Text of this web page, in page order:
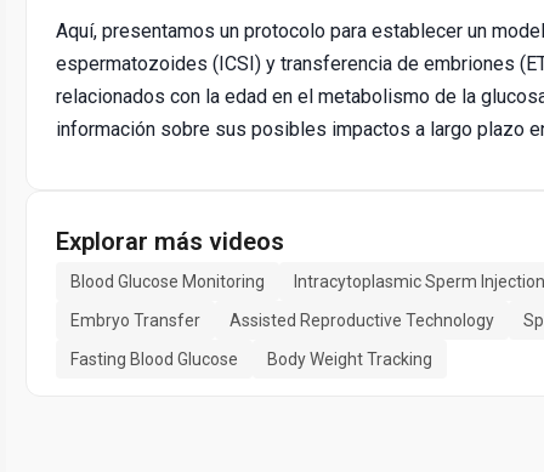
Aquí, presentamos un protocolo para establecer un
espermatozoides (ICSI) y transferencia de embriones
relacionados con la edad en el metabolismo de la
información sobre sus posibles impactos a largo plazo
Explorar más videos
Blood Glucose Monitoring
Intracytoplasmic Sperm Injection
Embryo Transfer
Assisted Reproductive Technology
Fasting Blood Glucose
Body Weight Tracking